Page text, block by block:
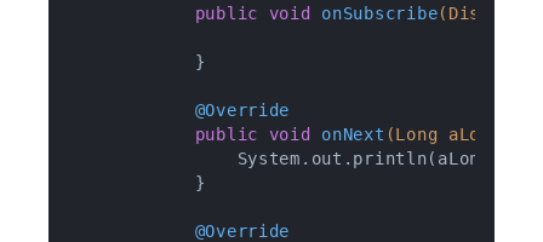
public
void onSubscribe
            }
@Override
public
void onNext (Long aLong)
                System.out.println(aLong);
            }
@Override